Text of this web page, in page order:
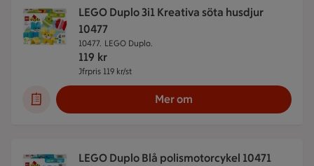
LEGO Duplo 3i1 Kreativa söta husdjur
10477
10477. LEGO Duplo.
119 kr
Jfrpris 119 kr/st
Mer om
LEGO Duplo Blå polismotorcykel 10471